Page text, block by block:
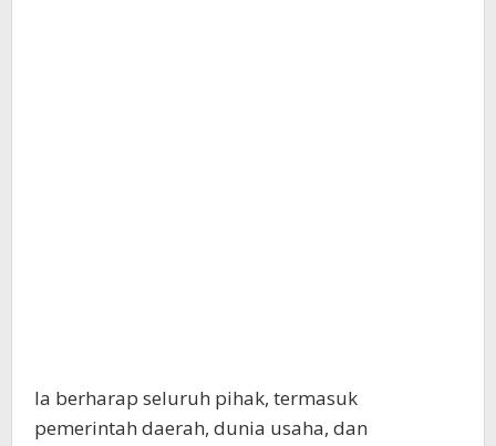
Ia berharap seluruh pihak, termasuk
pemerintah daerah, dunia usaha, dan